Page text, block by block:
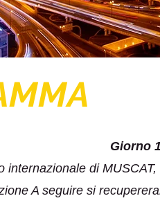
Giorno
internazionale di
A seguire si